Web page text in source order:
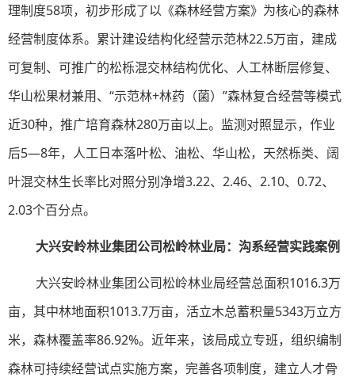
理制度58项，初步形成了以《森林经营方案》为核心的森林
经营制度体系。累计建设结构化经营示范林22.5万亩，建成
可复制、可推广的松栎混交林结构优化、人工林断层修复、
华山松果材兼用、“示范林+林药（菌）”森林复合经营等模式
近30种，推广培育森林280万亩以上。监测对照显示，作业
后5—8年，人工日本落叶松、油松、华山松，天然栎类、阔
叶混交林生长率比对照分别净增3.22、2.46、2.10、0.72、
2.03个百分点。
大兴安岭林业集团公司松岭林业局：沟系经营实践案例
大兴安岭林业集团公司松岭林业局经营总面积1016.3万
亩，其中林地面积1013.7万亩，活立木总蓄积量5343万立方
米，森林覆盖率86.92%。近年来，该局成立专班，组织编制
森林可持续经营试点实施方案，完善各项制度，建立人才骨